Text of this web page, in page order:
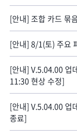
[안내] 조합 카드 묶
[안내] 8/1(토) 주요
[안내] V.5.04.00 업
11:30 현상 수정]
[안내] V.5.04.00 업
종료]